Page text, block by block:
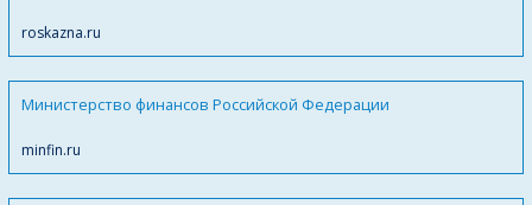
roskazna.ru
Министерство финансов Российской Федерации
minfin.ru